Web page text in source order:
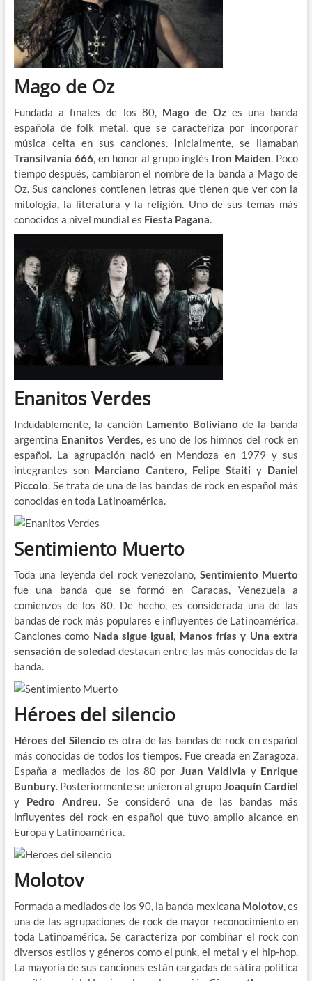
Mago de Oz
Fundada a finales de los 80, Mago de Ozes una banda
española de folk metal, que se caracteriza por incorporar
música celta en sus canciones. Inicialmente, se llamaban
Transilvania 666, en honor al grupo inglés Iron Maiden. Poco
tiempo después, cambiaron el nombre de la banda a Mago de
Oz. Sus canciones contienen letras que tienen que ver con la
mitología, la literatura y la religión. Uno de sus temas más
conocidos a nivel mundial es Fiesta Pagana.
Enanitos Verdes
Indudablemente, la canción Lamento Bolivianode la banda
argentina Enanitos Verdes, es uno de los himnos del rock en
español. La agrupación nació en Mendoza en 1979 y sus
integrantes son Marciano Cantero, Felipe Staiti y Daniel
Piccolo. Se trata de una de las bandas de rock en español más
conocidas en toda Latinoamérica.
Sentimiento Muerto
Toda una leyenda del rock venezolano, Sentimiento Muerto
fue una banda que se formó en Caracas, Venezuela a
comienzos de los 80. De hecho, es considerada una de las
bandas de rock más populares e influyentes de Latinoamérica.
Canciones como Nada sigue igual, Manos frías y Una extra
sensación de soledaddestacan entre las más conocidas de la
banda.
Héroes del silencio
Héroes del Silencio es otra de las bandas de rock en español
más conocidas de todos los tiempos. Fue creada en Zaragoza,
España a mediados de los 80 por Juan Valdivia y Enrique
Bunbury. Posteriormente se unieron al grupoJoaquín Cardiel
yPedro Andreu. Se consideró una de las bandas más
influyentes del rock en español que tuvo amplio alcance en
Europa y Latinoamérica.
Molotov
Formada a mediados de los 90, la banda mexicana Molotov, es
una de las agrupaciones de rock de mayor reconocimiento en
toda Latinoamérica. Se caracteriza por combinar el rock con
diversos estilos y géneros como el punk, el metal y el hip-hop.
La mayoría de sus canciones están cargadas de sátira política